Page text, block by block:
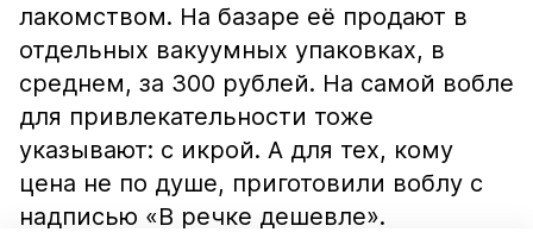
лакомством. На базаре её продают в
отдельных вакуумных упаковках, в
среднем, за 300 рублей. На самой вобле
для привлекательности тоже
указывают: с икрой. А для тех, кому
цена не по душе, приготовили воблу с
надписью «В речке дешевле».